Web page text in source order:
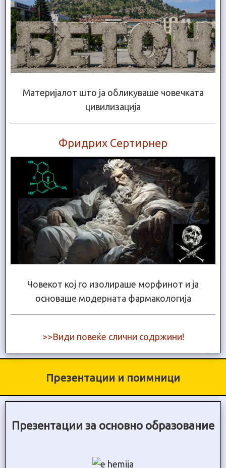
Материјалот што ја обликуваше човечката
цивилизација
Фридрих Сертирнер
Човекот кој го изолираше морфинот и ја
основаше модерната фармакологија
>>Види повеќе слични содржини!
Презентации и поимници
Презентации за основно образование